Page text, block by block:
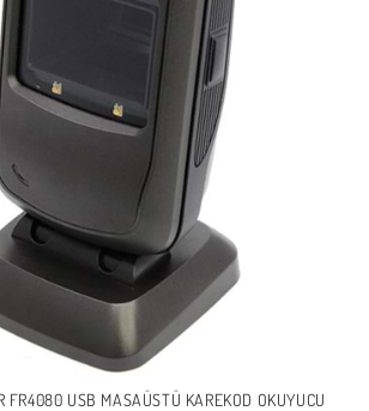
FR4080 USB MASAÜSTÜ KAREKOD OKUYUCU